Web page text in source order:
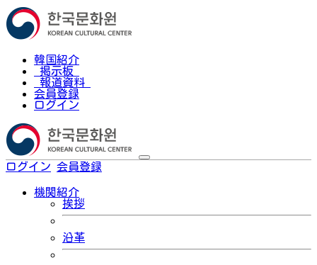
韓国紹介
掲示板
報道資料
会員登録
ログイン
ログイン 会員登録
機関紹介
挨拶
沿革